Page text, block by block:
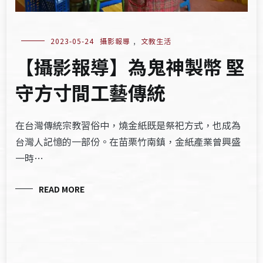
2023-05-24 攝影報導 , 文教生活
【攝影報導】為鬼神製幣 堅
守方寸間工藝傳統
在台灣傳統宗教習俗中，燒金紙既是祭祀方式，也成為
台灣人記憶的一部份。在苗栗竹南鎮，金紙產業曾興盛
一時…
READ MORE